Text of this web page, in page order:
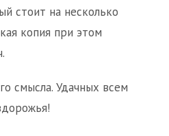
стоит на несколько
копия при этом
смысла. Удачных всем